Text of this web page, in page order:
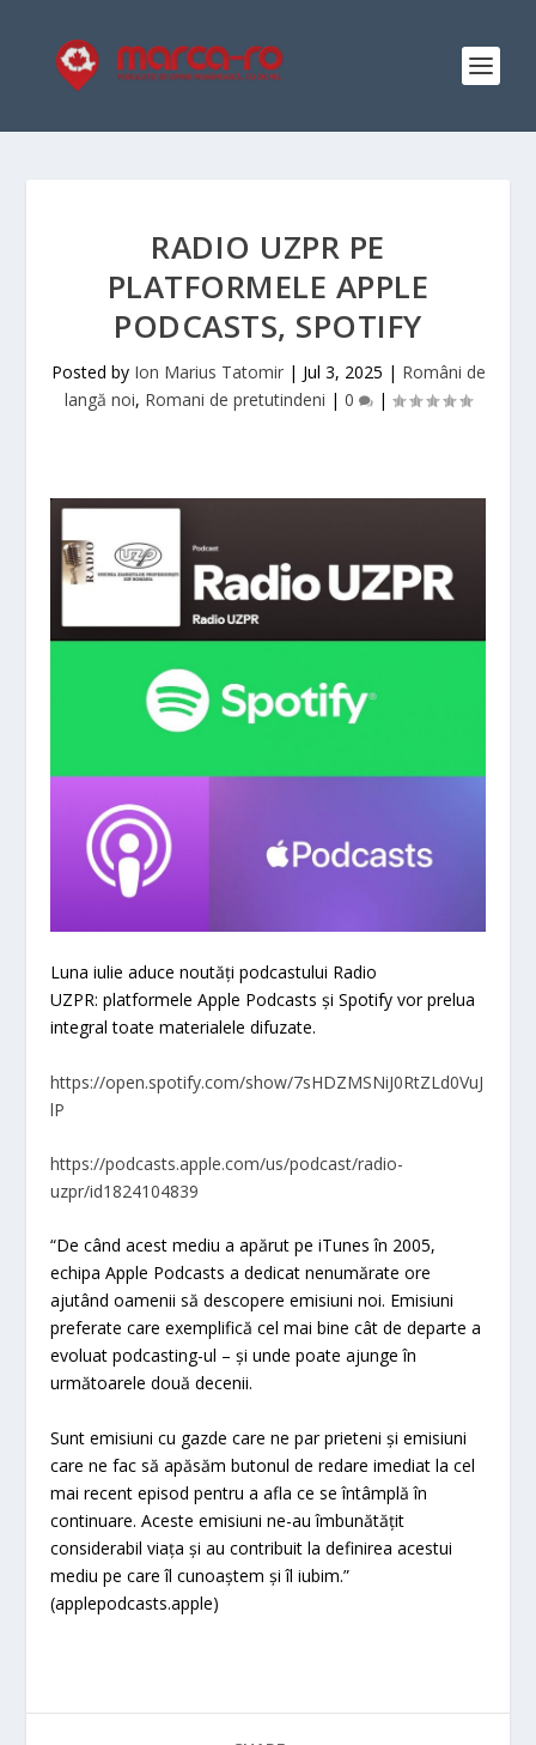
RADIO UZPR PE
PLATFORMELE APPLE
PODCASTS, SPOTIFY
Posted by Ion Marius Tatomir| Jul 3, 2025 | Români de
langă noi, Romani de pretutindeni | 0 |
Luna iulie aduce noutăți podcastului Radio
UZPR: platformele Apple Podcasts și Spotify vor prelua
integral toate materialele difuzate.
https://open.spotify.com/show/7sHDZMSNiJ0RtZLd0VuJ
lP
https://podcasts.apple.com/us/podcast/radio-
uzpr/id1824104839
“De când acest mediu a apărut pe iTunes în 2005,
echipa Apple Podcasts a dedicat nenumărate ore
ajutând oamenii să descopere emisiuni noi. Emisiuni
preferate care exemplifică cel mai bine cât de departe a
evoluat podcasting-ul – și unde poate ajunge în
următoarele două decenii.
Sunt emisiuni cu gazde care ne par prieteni și emisiuni
care ne fac să apăsăm butonul de redare imediat la cel
mai recent episod pentru a afla ce se întâmplă în
continuare. Aceste emisiuni ne-au îmbunătățit
considerabil viața și au contribuit la definirea acestui
mediu pe care îl cunoaștem și îl iubim.”
(applepodcasts.apple)